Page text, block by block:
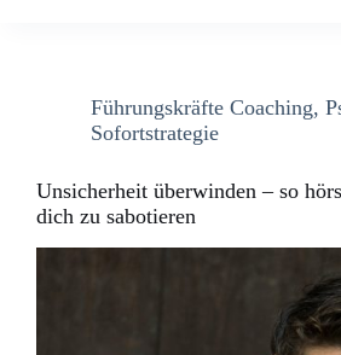
Führungskräfte Coaching,
Sofortstrategie
Unsicherheit überwinden – so
dich zu sabotieren